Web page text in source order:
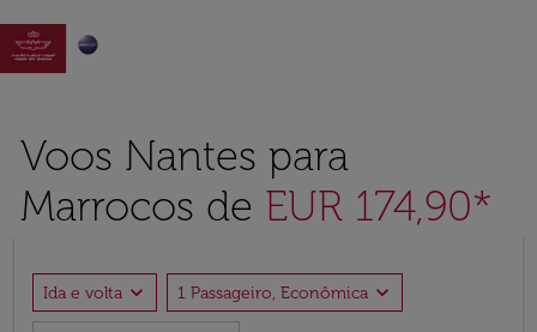

Voos Nantes para
Marrocos de EUR 174,90*
Ida e volta expand_more 1 Passageiro, Econômica expand_more